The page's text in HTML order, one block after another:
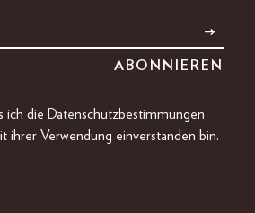
ich die Datenschutzbestimmungen
ihrer Verwendung einverstanden bin.